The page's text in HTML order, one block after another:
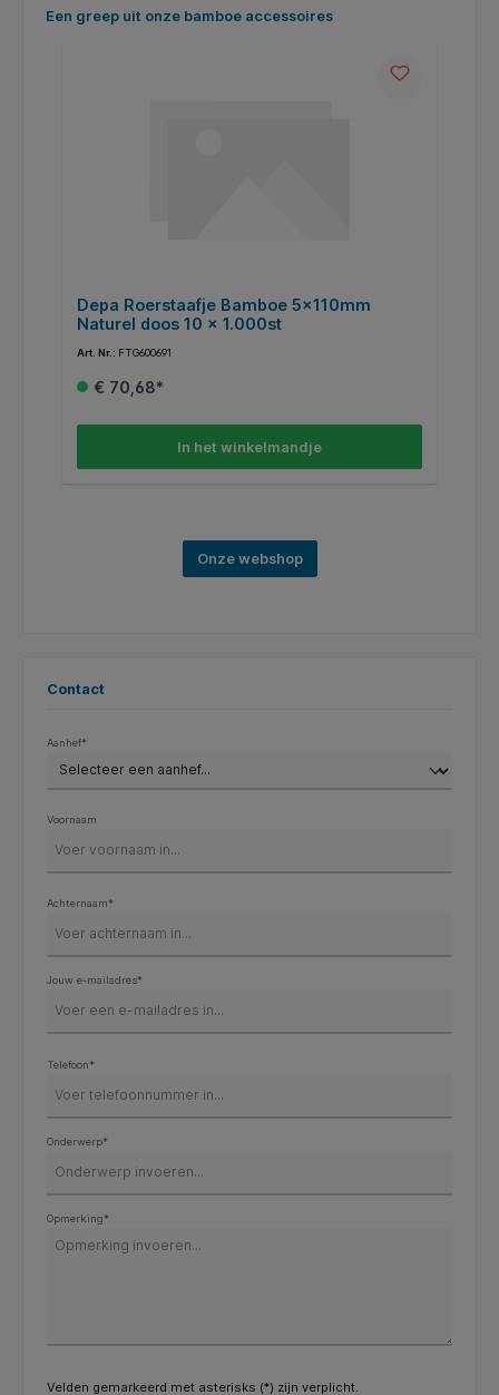
Productgalerij overslaan
Een greep uit onze bamboe accessoires
Depa Roerstaafje Bamboe 5x110mm
Naturel doos 10 x 1.000st
Art. Nr.: FTG600691
€ 70,68*
In het winkelmandje
Onze webshop
Contact
Aanhef*
Voornaam
Achternaam*
Jouw e-mailadres*
Telefoon*
Onderwerp*
Opmerking*
Velden gemarkeerd met asterisks (*) zijn verplicht.